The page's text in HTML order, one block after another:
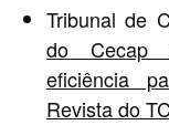
Tribunal de
do Cecap
eficiência
Revista do